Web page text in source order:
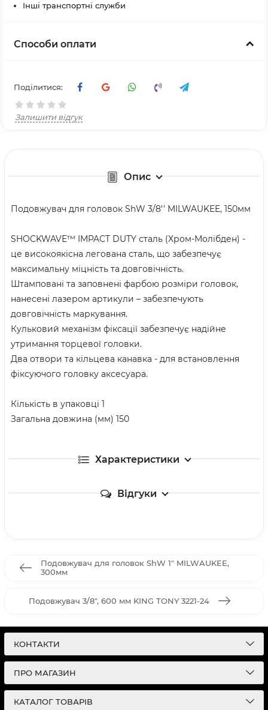
Інші транспортні служби
Способи оплати
Поділитися:
Залишити відгук
Опис
Подовжувач для головок ShW 3/8'' MILWAUKEE, 150мм
SHOCKWAVE™ IMPACT DUTY сталь (Хром-Молібден) -
це високоякісна легована сталь, що забезпечує
максимальну міцність та довговічність.
Штамповані та заповнені фарбою розміри головок,
нанесені лазером артикули – забезпечують
довговічність маркування.
Кульковий механізм фіксації забезпечує надійне
утримання торцевої головки.
Два отвори та кільцева канавка - для встановлення
фіксуючого головку аксесуара.
Кількість в упаковці 1
Загальна довжина (мм) 150
Характеристики
Відгуки
Подовжувач для головок ShW 1" MILWAUKEE,
300мм
Подовжувач 3/8", 600 мм KING TONY 3221-24
КОНТАКТИ
ПРО МАГАЗИН
КАТАЛОГ ТОВАРІВ